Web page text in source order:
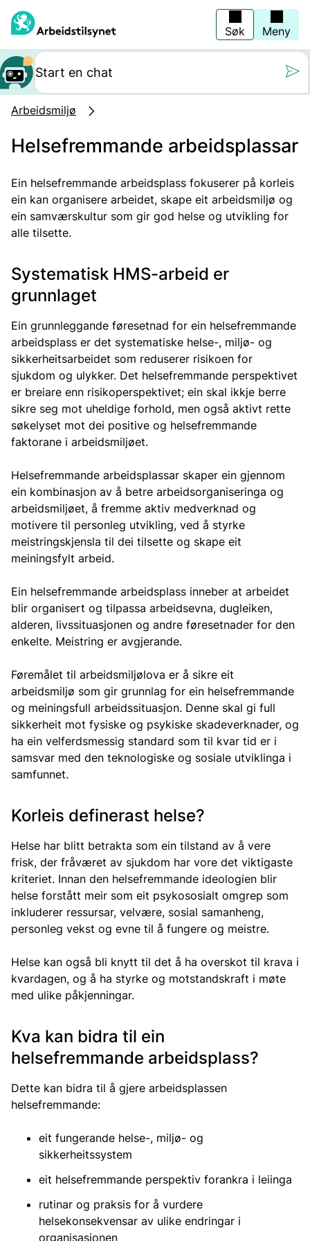
hovedinnhold
Søk Meny
Arbeidsmiljø
Helsefremmande arbeidsplassar
Ein helsefremmande arbeidsplass fokuserer på korleis
ein kan organisere arbeidet, skape eit arbeidsmiljø og
ein samværskultur som gir god helse og utvikling for
alle tilsette.
Systematisk HMS-arbeid er
grunnlaget
Ein grunnleggande føresetnad for ein helsefremmande
arbeidsplass er det systematiske helse-, miljø- og
sikkerheitsarbeidet som reduserer risikoen for
sjukdom og ulykker. Det helsefremmande perspektivet
er breiare enn risikoperspektivet; ein skal ikkje berre
sikre seg mot uheldige forhold, men også aktivt rette
søkelyset mot dei positive og helsefremmande
faktorane i arbeidsmiljøet.
Helsefremmande arbeidsplassar skaper ein gjennom
ein kombinasjon av å betre arbeidsorganiseringa og
arbeidsmiljøet, å fremme aktiv medverknad og
motivere til personleg utvikling, ved å styrke
meistringskjensla til dei tilsette og skape eit
meiningsfylt arbeid.
Ein helsefremmande arbeidsplass inneber at arbeidet
blir organisert og tilpassa arbeidsevna, dugleiken,
alderen, livssituasjonen og andre føresetnader for den
enkelte. Meistring er avgjerande.
Føremålet til arbeidsmiljølova er å sikre eit
arbeidsmiljø som gir grunnlag for ein helsefremmande
og meiningsfull arbeidssituasjon. Denne skal gi full
sikkerheit mot fysiske og psykiske skadeverknader, og
ha ein velferdsmessig standard som til kvar tid er i
samsvar med den teknologiske og sosiale utviklinga i
samfunnet.
Korleis definerast helse?
Helse har blitt betrakta som ein tilstand av å vere
frisk, der fråværet av sjukdom har vore det viktigaste
kriteriet. Innan den helsefremmande ideologien blir
helse forstått meir som eit psykososialt omgrep som
inkluderer ressursar, velvære, sosial samanheng,
personleg vekst og evne til å fungere og meistre.
Helse kan også bli knytt til det å ha overskot til krava i
kvardagen, og å ha styrke og motstandskraft i møte
med ulike påkjenningar.
Kva kan bidra til ein
helsefremmande arbeidsplass?
Dette kan bidra til å gjere arbeidsplassen
helsefremmande:
eit fungerande helse-, miljø- og
sikkerheitssystem
eit helsefremmande perspektiv forankra i leiinga
rutinar og praksis for å vurdere
helsekonsekvensar av ulike endringar i
organisasjonen